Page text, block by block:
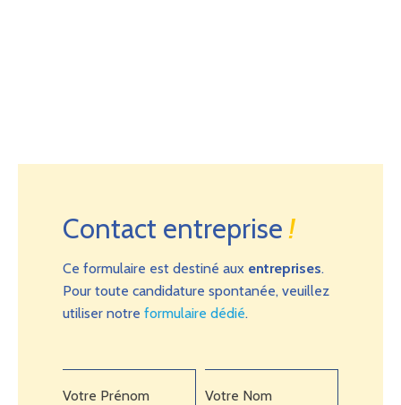
Contact entreprise!
Ce formulaire est destiné aux entreprises.
Pour toute candidature spontanée, veuillez
utiliser notre formulaire dédié.
Votre Prénom Votre Nom